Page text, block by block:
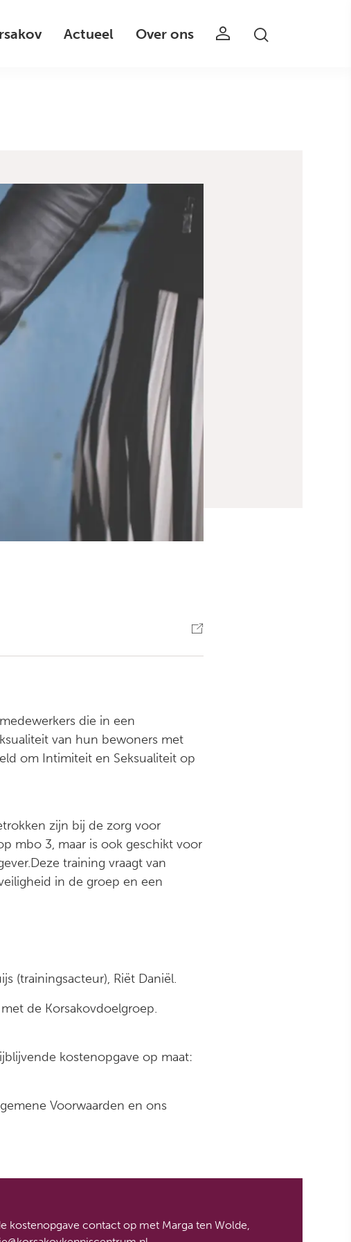
Actueel Over ons
die in een
van hun bewoners met
om Intimiteit en Seksualiteit op
zijn bij de zorg voor
mbo 3, maar is ook geschikt voor
training vraagt van
in de groep en een
(trainingsacteur), Riët Daniël.
de Korsakovdoelgroep.
kostenopgave op maat:
Voorwaarden en ons
contact op met Marga ten Wolde,